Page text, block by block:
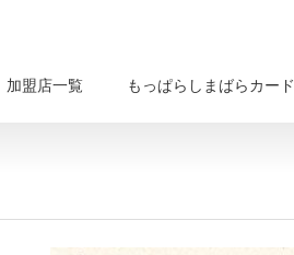
加盟店一覧 もっぱらしまばらカード